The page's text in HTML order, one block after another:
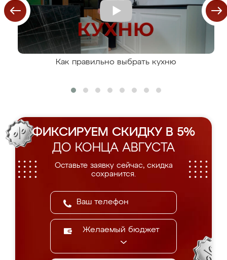
Как правильно выбрать кухню
ФИКСИРУЕМ СКИДКУ В 5%
ДО КОНЦА АВГУСТА
Оставьте заявку сейчас, скидка
сохранится.
Желаемый бюджет